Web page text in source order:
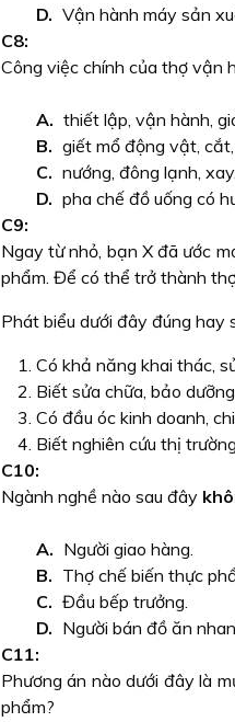
Vận hành máy sản
Công việc chính của thợ vận
thiết lập, vận hành,
giết mổ động vật,
nướng, đông lạnh,
pha chế đồ uống có
Ngay từ nhỏ, bạn X đã ước
phẩm. Để có thể trở thành
Phát biểu dưới đây đúng hay
Có khả năng khai thác,
Biết sửa chữa, bảo
Có đầu óc kinh doanh,
Biết nghiên cứu thị
Ngành nghề nào sau đây
Người giao hàng.
Thợ chế biến thực
Đầu bếp trưởng.
Người bán đồ ăn
Phương án nào dưới đây là
phẩm?